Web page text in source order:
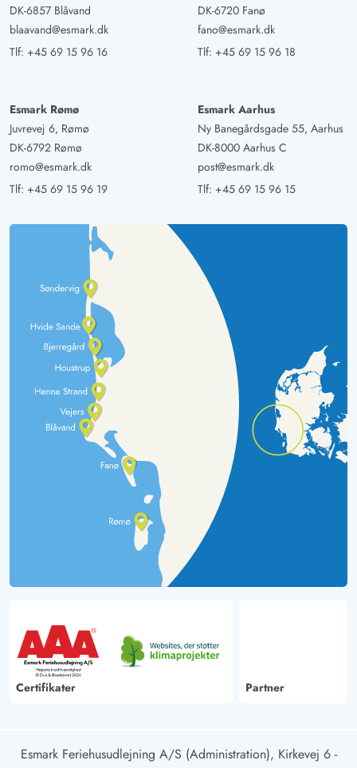
DK-6857 Blåvand
blaavand@esmark.dk
Tlf: +45 69 15 96 16
DK-6720 Fanø
fano@esmark.dk
Tlf: +45 69 15 96 18
Esmark Rømø
Juvrevej 6, Rømø
DK-6792 Rømø
romo@esmark.dk
Tlf: +45 69 15 96 19
Esmark Aarhus
Ny Banegårdsgade 55, Aarhus
DK-8000 Aarhus C
post@esmark.dk
Tlf: +45 69 15 96 15
Certifikater Partner
Esmark Feriehusudlejning A/S (Administration), Kirkevej 6 -